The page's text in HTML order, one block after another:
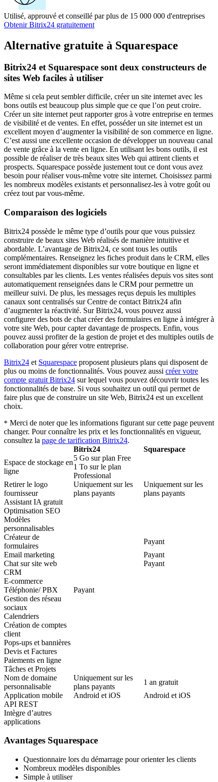
Utilisé, approuvé et conseillé par plus de 15 000 000 d'entreprises
Obtenir Bitrix24 gratuitement
Alternative gratuite à Squarespace
Bitrix24 et Squarespace sont deux constructeurs de
sites Web faciles à utiliser
Même si cela peut sembler difficile, créer un site internet avec les
bons outils est beaucoup plus simple que ce que l’on peut croire.
Créer un site internet peut rapporter gros à votre entreprise en termes
de visibilité et de ventes. En effet, posséder un site internet est un
excellent moyen d’augmenter la visibilité de son commerce en ligne.
C’est aussi une excellente occasion de développer un nouveau canal
de vente grâce à la vente en ligne. En utilisant les bons outils, il est
possible de réaliser de très beaux sites Web qui attirent clients et
prospects. Squarespace possède justement tout ce dont vous avez
besoin pour réaliser vous-même votre site internet. Choisissez parmi
les nombreux modèles existants et personnalisez-les à votre goût ou
créez tout par vous-même.
Comparaison des logiciels
Bitrix24 possède le même type d’outils pour que vous puissiez
construire de beaux sites Web réalisés de manière intuitive et
abordable. L’avantage de Bitrix24, ce sont tous les outils
complémentaires. Renseignez les fiches produit dans le CRM, elles
seront immédiatement disponibles sur votre boutique en ligne et
consultables par les clients. Les ventes réalisées depuis vos sites sont
automatiquement renseignées dans le CRM pour permettre un
meilleur suivi. De plus, les messages reçus depuis les multiples
canaux sont centralisés sur Centre de contact Bitrix24 afin
d’augmenter la réactivité. Sur Bitrix24, vous pouvez aussi
configurer des bots de chat créer des formulaires en ligne à intégrer à
votre site Web, pour capter davantage de prospects. Enfin, vous
pouvez aussi profiter de la gestion de projet et des multiples outils de
collaboration pour gérer votre entreprise.
Bitrix24 et Squarespace proposent plusieurs plans qui disposent de
plus ou moins de fonctionnalités. Vous pouvez aussi créer votre
compte gratuit Bitrix24 sur lequel vous pouvez découvrir toutes les
fonctionnalités de base. Si vous souhaitez un outil qui permet de
faire plus que de construire un site Web, Bitrix24 est un excellent
choix.
* Merci de noter que les informations figurant sur cette page peuvent
changer. Pour connaître les prix et les fonctionnalités en vigueur,
consultez la page de tarification Bitrix24.
Bitrix24
Squarespace
Espace de stockage en
ligne
5 Go sur plan Free
1 To sur le plan
Professional
Retirer le logo
fournisseur
Uniquement sur les
plans payants
Uniquement sur les
plans payants
Assistant IA gratuit
Optimisation SEO
Modèles
personnalisables
Créateur de
formulaires
Payant
Email marketing
Payant
Chat sur site web
Payant
CRM
E-commerce
Téléphonie/ PBX
Payant
Gestion des réseau
sociaux
Calendriers
Création de comptes
client
Pops-ups et bannières
Devis et Factures
Paiements en ligne
Tâches et Projets
Nom de domaine
personnalisable
Uniquement sur les
plans payants
1 an gratuit
Application mobile
Android et iOS
Android et iOS
API REST
Intègre d’autres
applications
Avantages Squarespace
Questionnaire lors du démarrage pour orienter les clients
Nombreux modèles disponibles
Simple à utiliser